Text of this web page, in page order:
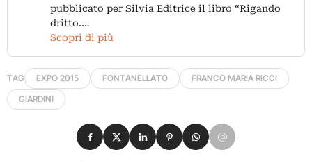
pubblicato per Silvia Editrice il libro “Rigando
dritto.…
Scopri di più
TAG EXPO 2015 FONTANELLATO
FRANCO MARIA RICCI
GIARDINI
Condividi su Facebook
Condividi su X
Condividi su LinkedIn
Condividi su Pinterest
Condividi su WhatsApp
Condividi su Email